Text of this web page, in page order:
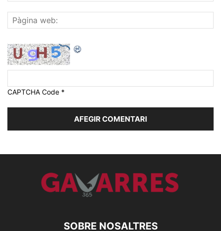
CAPTCHA Code *
SOBRE NOSALTRES